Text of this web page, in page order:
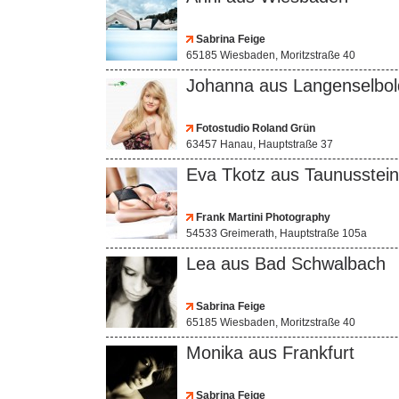
Sabrina Feige
65185 Wiesbaden, Moritzstraße 40
Johanna aus
Fotostudio Roland Grün
63457 Hanau, Hauptstraße 37
Eva Tkotz aus Taunusstein
Frank Martini Photography
54533 Greimerath, Hauptstraße 105a
Lea aus Bad Schwalbach
Sabrina Feige
65185 Wiesbaden, Moritzstraße 40
Monika aus Frankfurt
Sabrina Feige